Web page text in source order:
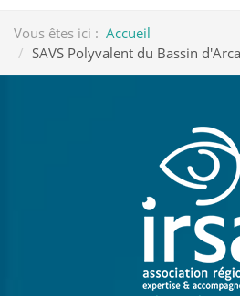
Vous êtes ici : Accueil
SAVS Polyvalent du Bassin